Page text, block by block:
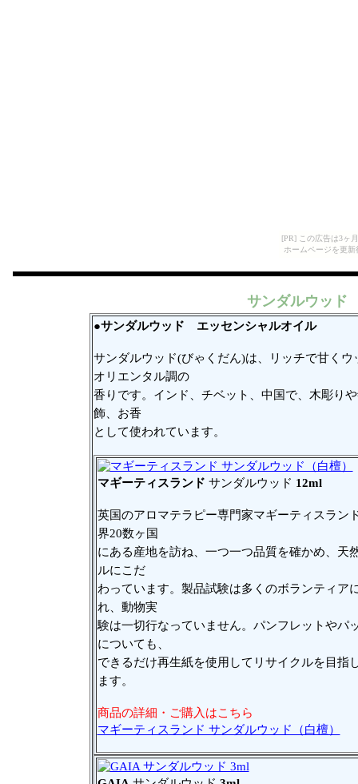
[PR] この広告は3ヶ
ホームページを更
サンダルウッ
●サンダルウッド エッセンシャルオイル
サンダルウッド(びゃくだん)は、リッチで甘くウ
オリエンタル調の
香りです。インド、チベット、中国で、木彫り
飾、お香
として使われています。
マギーティスランド サンダルウッド 12ml
英国のアロマテラピー専門家マギーティスラン
界20数ヶ国
にある産地を訪ね、一つ一つ品質を確かめ、天
ルにこだ
わっています。製品試験は多くのボランティア
れ、動物実
験は一切行なっていません。パンフレットやパ
についても、
できるだけ再生紙を使用してリサイクルを目指
ます。
商品の詳細・ご購入はこちら
マギーティスランド サンダルウッド（白檀）